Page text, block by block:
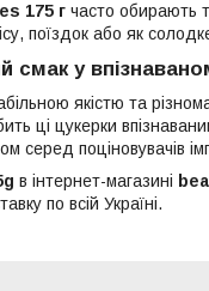
175 г часто обирають
поїздок або як
смак у
якістю та
ці цукерки
серед поціновувачів
в інтернет-магазині
по всій Україні.